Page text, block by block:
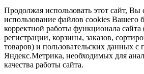
Продолжая использовать этот сайт, Вы
использование файлов cookies Вашего
корректной работы функционала сайта
регистрации, корзины, заказов,
товаров) и пользовательских данных
Яндекс.Метрика, необходимых для
качества работы сайта.